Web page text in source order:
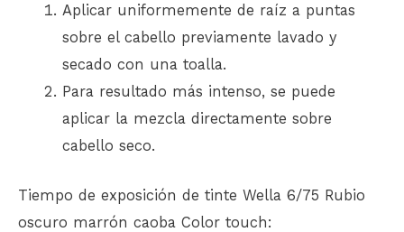
Aplicar uniformemente de raíz a puntas
sobre el cabello previamente lavado y
secado con una toalla.
Para resultado más intenso, se puede
aplicar la mezcla directamente sobre
cabello seco.
Tiempo de exposición de tinte Wella 6/75 Rubio
oscuro marrón caoba Color touch: